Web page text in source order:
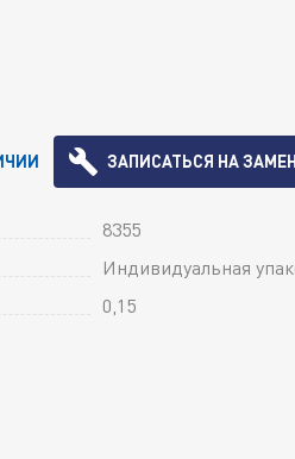
ЗАПИСАТЬСЯ НА
8355
Индивидуальная
0,15